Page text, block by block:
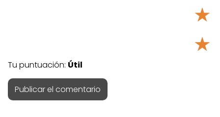
★
★
Tu puntuación: Útil